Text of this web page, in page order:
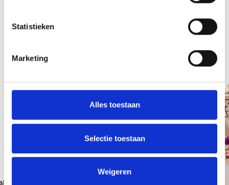
Statistieken
Marketing
Alles toestaan
Selectie toestaan
Weigeren
Team